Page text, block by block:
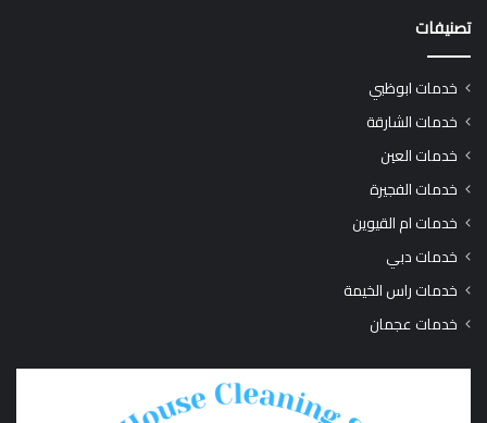
تصنيفات
خدمات ابوظبي
خدمات الشارقة
خدمات العين
خدمات الفجيرة
خدمات ام القيوين
خدمات دبي
خدمات راس الخيمة
خدمات عجمان